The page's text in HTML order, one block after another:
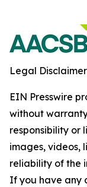
Legal
EIN Presswire
without
responsibility or
images, videos,
reliability of the
If you have any